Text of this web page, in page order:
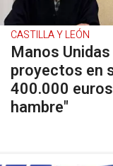
CASTILLA Y LEÓN
Manos
proyectos en
400.000
hambre"